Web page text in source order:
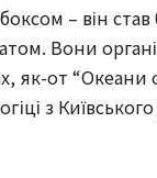
– він
Вони
як-от “Океани
з